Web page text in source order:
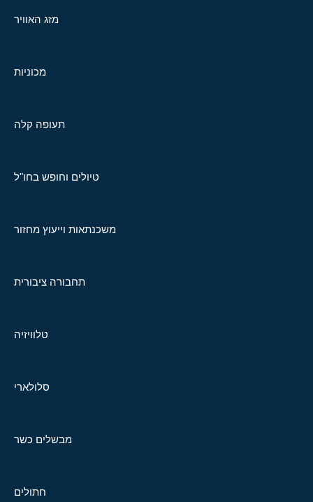
מזג האוויר
מכוניות
תעופה קלה
טיולים וחופש בחו"ל
משכנתאות וייעוץ מחזור
תחבורה ציבורית
טלוויזיה
סלולארי
מבשלים כשר
חתולים